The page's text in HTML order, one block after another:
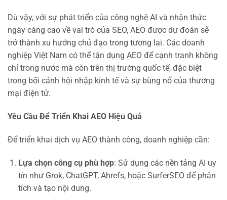
Dù vậy, với sự phát triển của công nghệ AI và nhận thức
ngày càng cao về vai trò của SEO, AEO được dự đoán sẽ
trở thành xu hướng chủ đạo trong tương lai. Các doanh
nghiệp Việt Nam có thể tận dụng AEO để cạnh tranh không
chỉ trong nước mà còn trên thị trường quốc tế, đặc biệt
trong bối cảnh hội nhập kinh tế và sự bùng nổ của thương
mại điện tử.
Yêu Cầu Để Triển Khai AEO Hiệu Quả
Để triển khai dịch vụ AEO thành công, doanh nghiệp cần:
Lựa chọn công cụ phù hợp: Sử dụng các nền tảng AI uy
tín như Grok, ChatGPT, Ahrefs, hoặc SurferSEO để phân
tích và tạo nội dung.